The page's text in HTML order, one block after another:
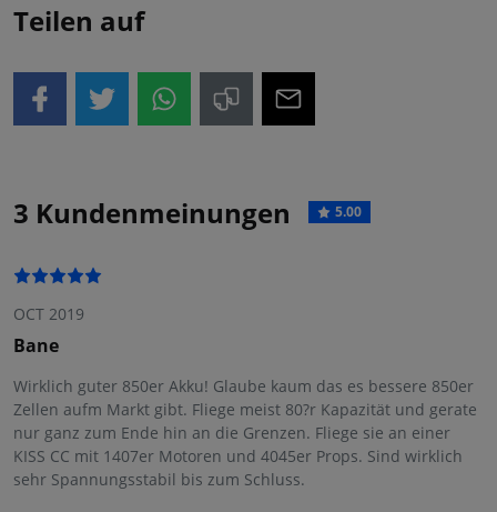
Teilen auf
3 Kundenmeinungen 5.00
OCT 2019
Bane
Wirklich guter 850er Akku! Glaube kaum das es bessere 850er
Zellen aufm Markt gibt. Fliege meist 80?r Kapazität und gerate
nur ganz zum Ende hin an die Grenzen. Fliege sie an einer
KISS CC mit 1407er Motoren und 4045er Props. Sind wirklich
sehr Spannungsstabil bis zum Schluss.